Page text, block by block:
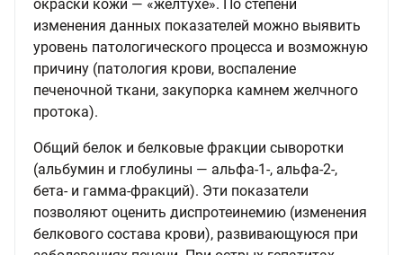
окраски кожи — «желтухе». По степени
изменения данных показателей можно выявить
уровень патологического процесса и возможную
причину (патология крови, воспаление
печеночной ткани, закупорка камнем желчного
протока).
Общий белок и белковые фракции сыворотки
(альбумин и глобулины — альфа-1-, альфа-2-,
бета- и гамма-фракций). Эти показатели
позволяют оценить диспротеинемию (изменения
белкового состава крови), развивающуюся при